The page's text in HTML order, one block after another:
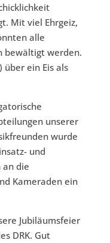
Mit viel Ehrgeiz,
alle
bewältigt werden.
über ein Eis als
unserer
wurde
und
an die
Kameraden ein
Jubiläumsfeier
DRK. Gut